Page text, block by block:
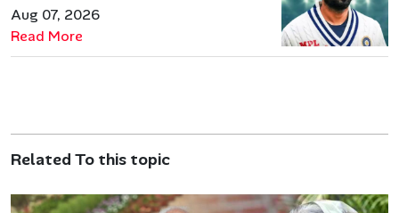
जरूरत हमेशा रहेगी
Aug 07, 2026
Read More
Related To this topic